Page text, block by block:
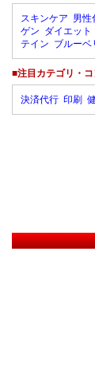
スキンケア 男性
ゲン ダイエット
テイン ブルーベ
■注目カテゴリ・
決済代行 印刷